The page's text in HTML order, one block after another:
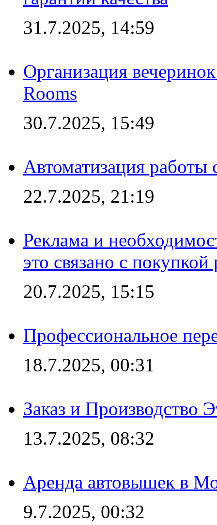
31.7.2025, 14:59
Организация
Rooms
30.7.2025, 15:49
Автоматизация работы
22.7.2025, 21:19
Реклама и
это связано с покупкой
20.7.2025, 15:15
Профессиональное
18.7.2025, 00:31
Заказ и Производство
13.7.2025, 08:32
Аренда автовышек в
9.7.2025, 00:32